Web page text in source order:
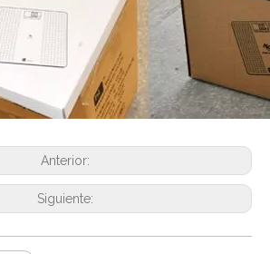
Anterior:
Siguiente: